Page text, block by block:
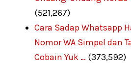
(521,267)
Cara Sadap Whatsapp
Nomor WA Simpel dan
Cobain Yuk … (373,592)